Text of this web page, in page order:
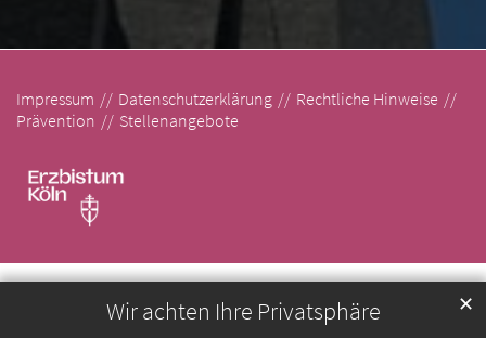
Wir achten Ihre Privatsphäre ✕
Impressum Datenschutzerklärung
Rechtliche Hinweise
Prävention
Stellenangebote